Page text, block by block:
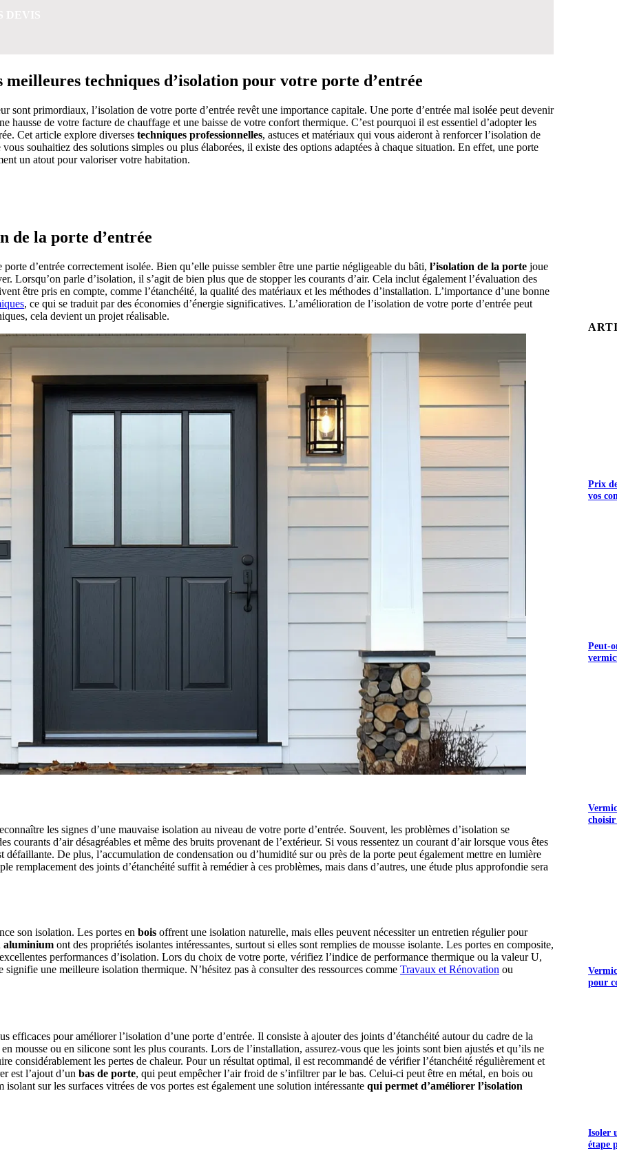
techniques d’isolation pour votre porte d’entrée
sont primordiaux, l’isolation de votre porte d’entrée revêt une importance capitale. Une porte d’entrée mal isolée peut devenir
de votre facture de chauffage et une baisse de votre confort thermique. C’est pourquoi il est essentiel d’adopter les
Cet article explore diverses techniques professionnelles, astuces et matériaux qui vous aideront à renforcer l’isolation de
souhaitiez des solutions simples ou plus élaborées, il existe des options adaptées à chaque situation. En effet, une porte
un atout pour valoriser votre habitation.
de la porte d’entrée
d’entrée correctement isolée. Bien qu’elle puisse sembler être une partie négligeable du bâti, l’isolation de la porte joue
Lorsqu’on parle d’isolation, il s’agit de bien plus que de stopper les courants d’air. Cela inclut également l’évaluation des
être pris en compte, comme l’étanchéité, la qualité des matériaux et les méthodes d’installation. L’importance d’une bonne
, ce qui se traduit par des économies d’énergie significatives. L’amélioration de l’isolation de votre porte d’entrée peut
cela devient un projet réalisable.
les signes d’une mauvaise isolation au niveau de votre porte d’entrée. Souvent, les problèmes d’isolation se
courants d’air désagréables et même des bruits provenant de l’extérieur. Si vous ressentez un courant d’air lorsque vous êtes
De plus, l’accumulation de condensation ou d’humidité sur ou près de la porte peut également mettre en lumière
remplacement des joints d’étanchéité suffit à remédier à ces problèmes, mais dans d’autres, une étude plus approfondie sera
son isolation. Les portes en bois offrent une isolation naturelle, mais elles peuvent nécessiter un entretien régulier pour
aluminium ont des propriétés isolantes intéressantes, surtout si elles sont remplies de mousse isolante. Les portes en composite,
performances d’isolation. Lors du choix de votre porte, vérifiez l’indice de performance thermique ou la valeur U,
une meilleure isolation thermique. N’hésitez pas à consulter des ressources comme Travaux et Rénovation ou
efficaces pour améliorer l’isolation d’une porte d’entrée. Il consiste à ajouter des joints d’étanchéité autour du cadre de la
mousse ou en silicone sont les plus courants. Lors de l’installation, assurez-vous que les joints sont bien ajustés et qu’ils ne
considérablement les pertes de chaleur. Pour un résultat optimal, il est recommandé de vérifier l’étanchéité régulièrement et
est l’ajout d’un bas de porte, qui peut empêcher l’air froid de s’infiltrer par le bas. Celui-ci peut être en métal, en bois ou
sur les surfaces vitrées de vos portes est également une solution intéressante qui permet d’améliorer l’isolation
Prix
vos
Peut-
pour
Isoler
étape